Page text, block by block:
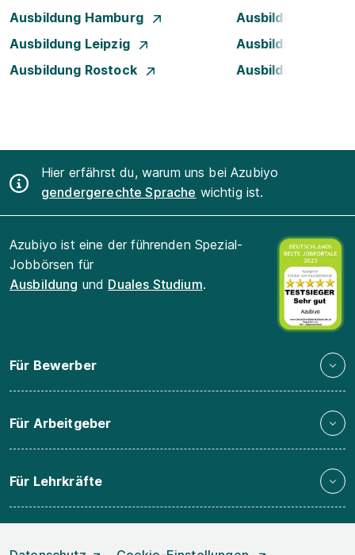
Ausbildung Hamburg
Ausbildung
Ausbildung Leipzig
Ausbildung
Ausbildung Rostock
Ausbildung
Hier erfährst du, warum uns bei Azubiyo
gendergerechte Sprache wichtig ist.
Azubiyo ist eine der führenden Spezial-
Jobbörsen für
Ausbildung und Duales Studium.
Für Bewerber
Für Arbeitgeber
Für Lehrkräfte